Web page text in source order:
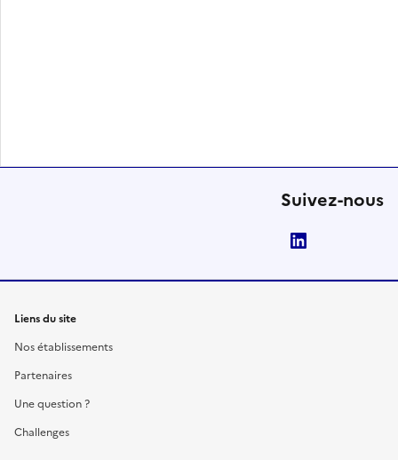
Suivez-nous
Liens du site
Nos établissements
Partenaires
Une question ?
Challenges